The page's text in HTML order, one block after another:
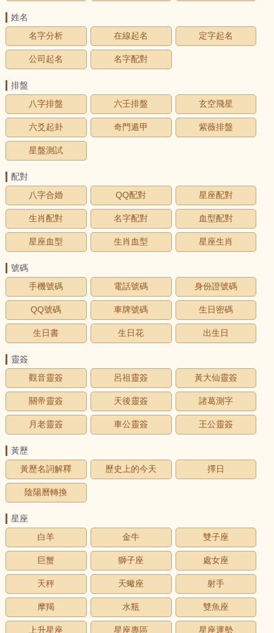
姓名
名字分析
在線起名 定字起名
公司起名 名字配對
排盤
八字排盤
六壬排盤 玄空飛星
六爻起卦 奇門遁甲 紫薇排盤
星盤測試
配對
八字合婚
QQ配對 星座配對
生肖配對 名字配對 血型配對
星座血型 生肖血型 星座生肖
號碼
手機號碼
電話號碼 身份證號碼
QQ號碼 車牌號碼 生日密碼
生日書 生日花 出生日
靈簽
觀音靈簽
呂祖靈簽 黃大仙靈簽
關帝靈簽 天後靈簽 諸葛測字
月老靈簽 車公靈簽 王公靈簽
黃歷
黃歷名詞解釋
歷史上的今天 擇日
陰陽曆轉換
星座
白羊
金牛 雙子座
巨蟹 獅子座 處女座
天秤 天蠍座 射手
摩羯 水瓶 雙魚座
上升星座 星座專區 星座運勢